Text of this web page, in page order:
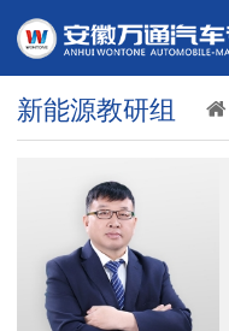
新能源教研组